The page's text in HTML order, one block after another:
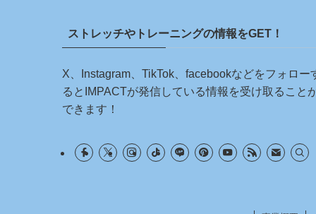
ストレッチやトレーニングの情報をGET！
X、Instagram、TikTok、facebookなどをフォロー
るとIMPACTが発信している情報を受け取ること
できます！